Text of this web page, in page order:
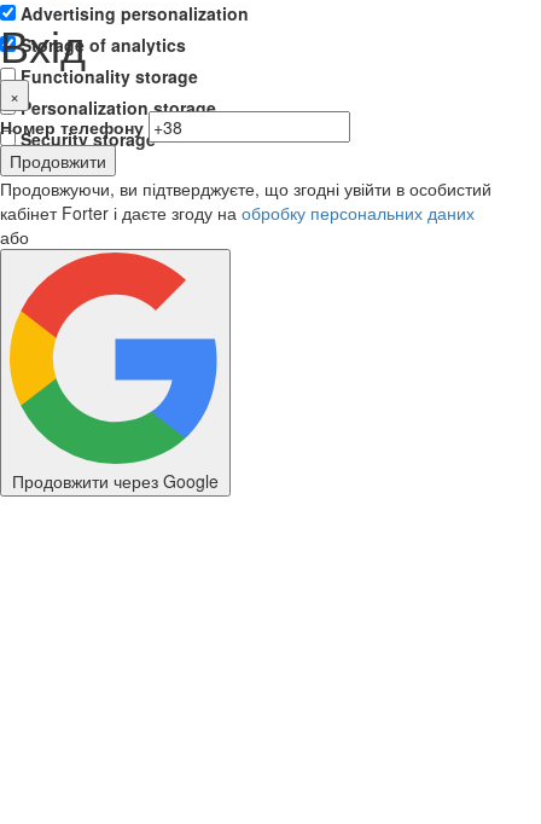
Advertising personalization
Storage of analytics
Functionality storage
Personalization storage
Security storage
Вхід
×
Номер телефону
Продовжити
Продовжуючи, ви підтверджуєте, що згодні увійти в особистий
кабінет Forter і даєте згоду на обробку персональних даних
або
Продовжити через Google